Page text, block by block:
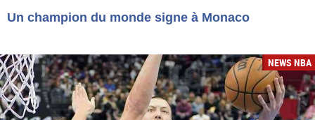
Un champion du monde signe à Monaco
NEWS NBA